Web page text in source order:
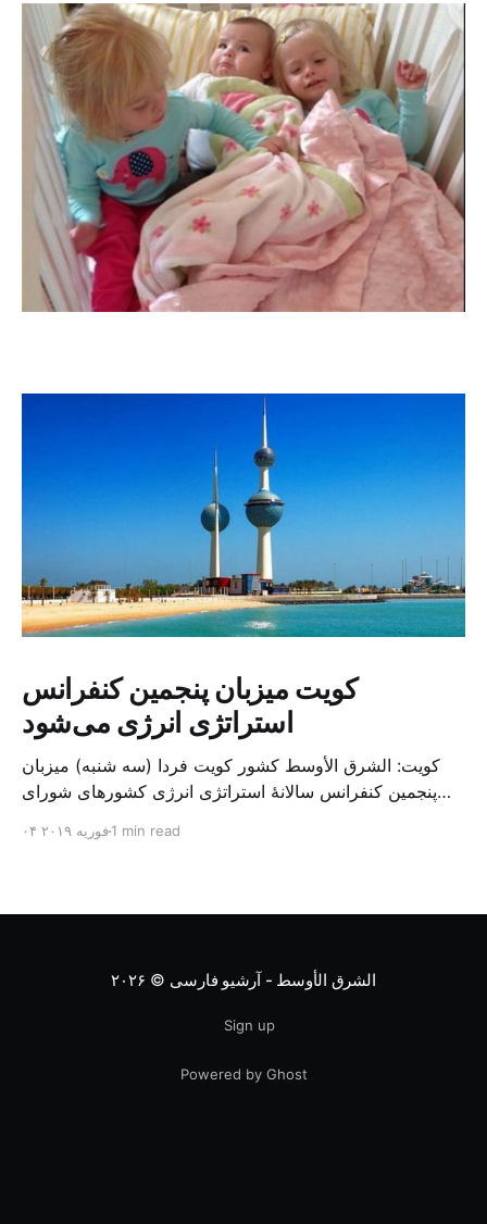
کویت میزبان پنجمین کنفرانس
استراتژی انرژی می‌شود
کویت: الشرق الأوسط کشور کویت فردا (سه شنبه) میزبان
پنجمین کنفرانس سالانهٔ استراتژی انرژی کشورهای شورای
متخصص از شرکت‌های جهانی نفت و گاز در این کنفرانس
۰۴ فوریه ۲۰۱۹1 min read
الشرق الأوسط - آرشیو فارسی © ۲۰۲۶
Sign up
Powered by Ghost